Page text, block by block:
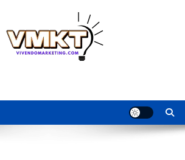
| Vivendo
Marketing